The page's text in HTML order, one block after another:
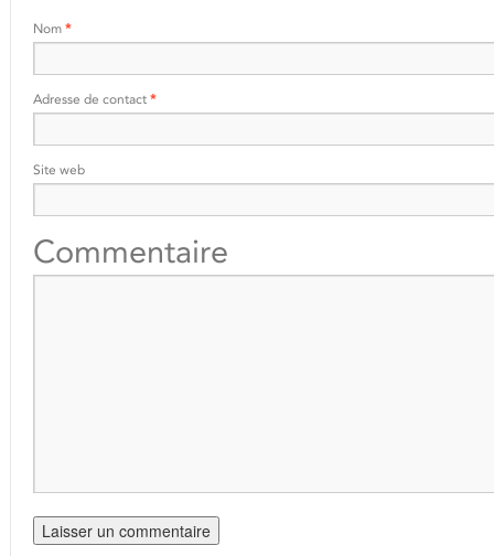
Nom *
Adresse de contact *
Site web
Commentaire